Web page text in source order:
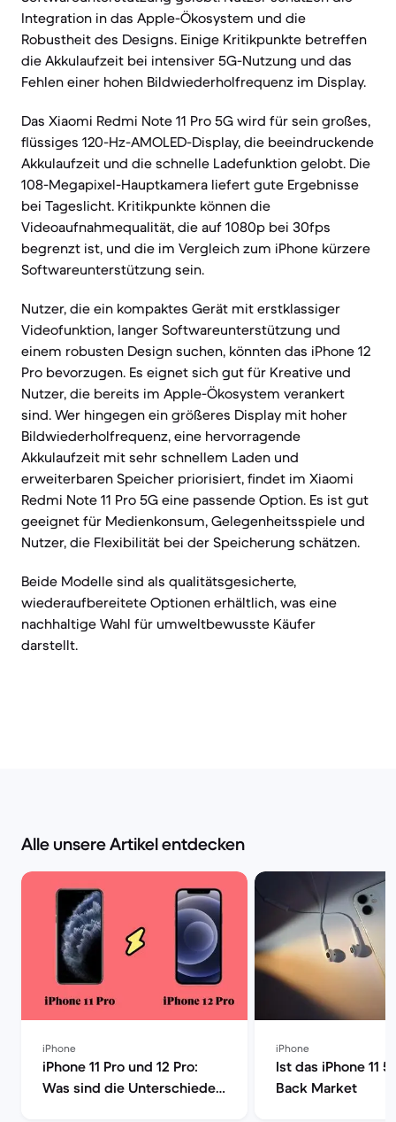
Integration in das Apple-Ökosystem und die
Robustheit des Designs. Einige Kritikpunkte betreffen
die Akkulaufzeit bei intensiver 5G-Nutzung und das
Fehlen einer hohen Bildwiederholfrequenz im Display.
Das Xiaomi Redmi Note 11 Pro 5G wird für sein großes,
flüssiges 120-Hz-AMOLED-Display, die beeindruckende
Akkulaufzeit und die schnelle Ladefunktion gelobt. Die
108-Megapixel-Hauptkamera liefert gute Ergebnisse
bei Tageslicht. Kritikpunkte können die
Videoaufnahmequalität, die auf 1080p bei 30fps
begrenzt ist, und die im Vergleich zum iPhone kürzere
Softwareunterstützung sein.
Nutzer, die ein kompaktes Gerät mit erstklassiger
Videofunktion, langer Softwareunterstützung und
einem robusten Design suchen, könnten das iPhone 12
Pro bevorzugen. Es eignet sich gut für Kreative und
Nutzer, die bereits im Apple-Ökosystem verankert
sind. Wer hingegen ein größeres Display mit hoher
Bildwiederholfrequenz, eine hervorragende
Akkulaufzeit mit sehr schnellem Laden und
erweiterbaren Speicher priorisiert, findet im Xiaomi
Redmi Note 11 Pro 5G eine passende Option. Es ist gut
geeignet für Medienkonsum, Gelegenheitsspiele und
Nutzer, die Flexibilität bei der Speicherung schätzen.
Beide Modelle sind als qualitätsgesicherte,
wiederaufbereitete Optionen erhältlich, was eine
nachhaltige Wahl für umweltbewusste Käufer
darstellt.
Alle unsere Artikel entdecken
iPhone
iPhone 11 Pro und 12 Pro:
Was sind die Unterschiede?
iPhone
Ist das iPhone 11
Back Market